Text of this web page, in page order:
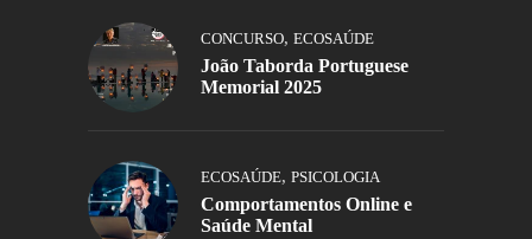
CONCURSO, ECOSAÚDE
João Taborda Portuguese
Memorial 2025
ECOSAÚDE, PSICOLOGIA
Comportamentos Online e
Saúde Mental